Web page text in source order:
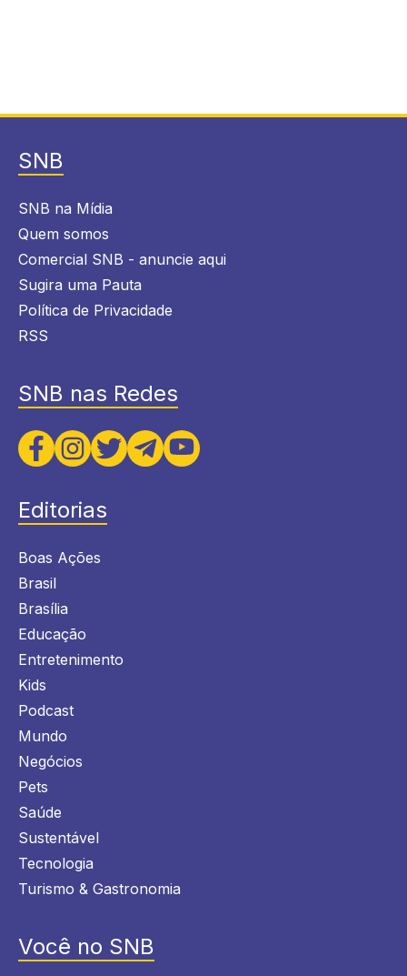
SNB
SNB na Mídia
Quem somos
Comercial SNB - anuncie aqui
Sugira uma Pauta
Política de Privacidade
RSS
SNB nas Redes
Editorias
Boas Ações
Brasil
Brasília
Educação
Entretenimento
Kids
Podcast
Mundo
Negócios
Pets
Saúde
Sustentável
Tecnologia
Turismo & Gastronomia
Você no SNB